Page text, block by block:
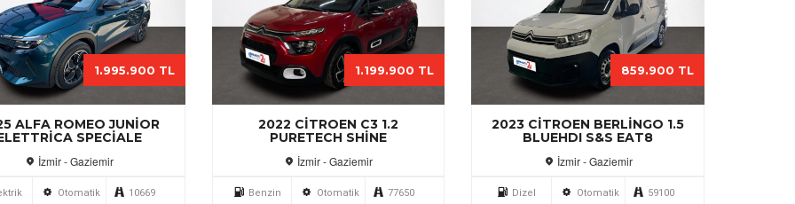
ALFA ROMEO JUNIOR
SPECIALE
İzmir - Gaziemir
1.995.900 TL
Otomatik 10669
2022 CITROEN C3 1.2
PURETECH SHINE
İzmir - Gaziemir
1.199.900 TL
Benzin Otomatik 77650
2023 CITROEN BERLINGO 1.5
BLUEHDI S&S EAT8
İzmir - Gaziemir
859.900 TL
Dizel Otomatik 59100